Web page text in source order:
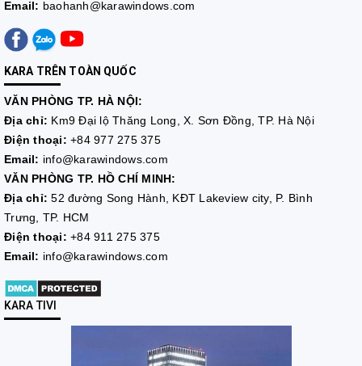
Email: baohanh@karawindows.com
KARA TRÊN TOÀN QUỐC
VĂN PHÒNG TP. HÀ NỘI:
Địa chỉ: Km9 Đại lộ Thăng Long, X. Sơn Đồng, TP. Hà Nội
Điện thoại: +84 977 275 375
Email: info@karawindows.com
VĂN PHÒNG TP. HỒ CHÍ MINH:
Địa chỉ:52 đường Song Hành, KĐT Lakeview city, P. Bình
Trưng, TP. HCM
Điện thoại: +84 911 275 375
Email: info@karawindows.com
KARA TIVI